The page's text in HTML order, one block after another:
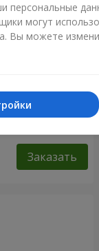
Заказать
персональные
могут
Вы можете